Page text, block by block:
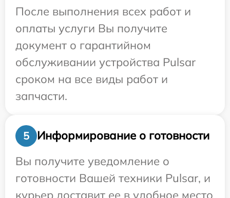
После выполнения всех работ и
оплаты услуги Вы получите
документ о гарантийном
обслуживании устройства Pulsar
сроком на все виды работ и
запчасти.
5
Информирование о готовности
Вы получите уведомление о
готовности Вашей техники Pulsar, и
курьер доставит ее в удобное место